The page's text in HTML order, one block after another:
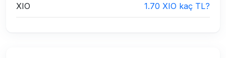
XIO 1.70 XIO kaç TL?